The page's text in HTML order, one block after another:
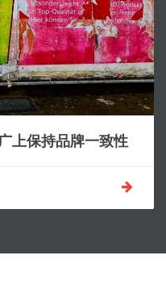
上保持品牌一致性